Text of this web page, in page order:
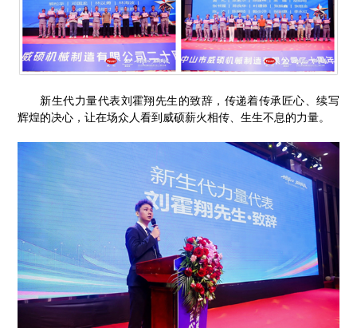
新生代力量代表刘霍翔先生的致辞，传递着传承匠心、续写
辉煌的决心，让在场众人看到威硕薪火相传、生生不息的力量。